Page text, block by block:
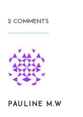
2 COMMENTS
PAULINE M.W